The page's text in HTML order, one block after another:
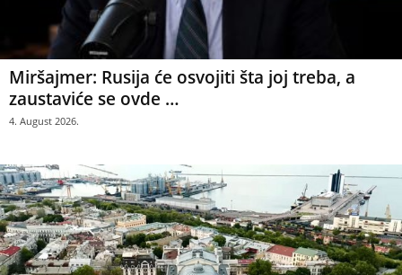
Miršajmer: Rusija će osvojiti šta joj treba, a
zaustaviće se ovde …
4. August 2026.